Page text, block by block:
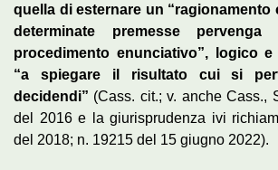
quella di esternare un “ragionamento
determinate premesse
procedimento enunciativo”, logico e
“a spiegare il risultato cui si
decidendi” (Cass. cit.; v. anche Cass.,
del 2016 e la giurisprudenza ivi
del 2018; n. 19215 del 15 giugno 2022).